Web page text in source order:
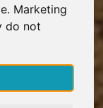
Marketing
do not